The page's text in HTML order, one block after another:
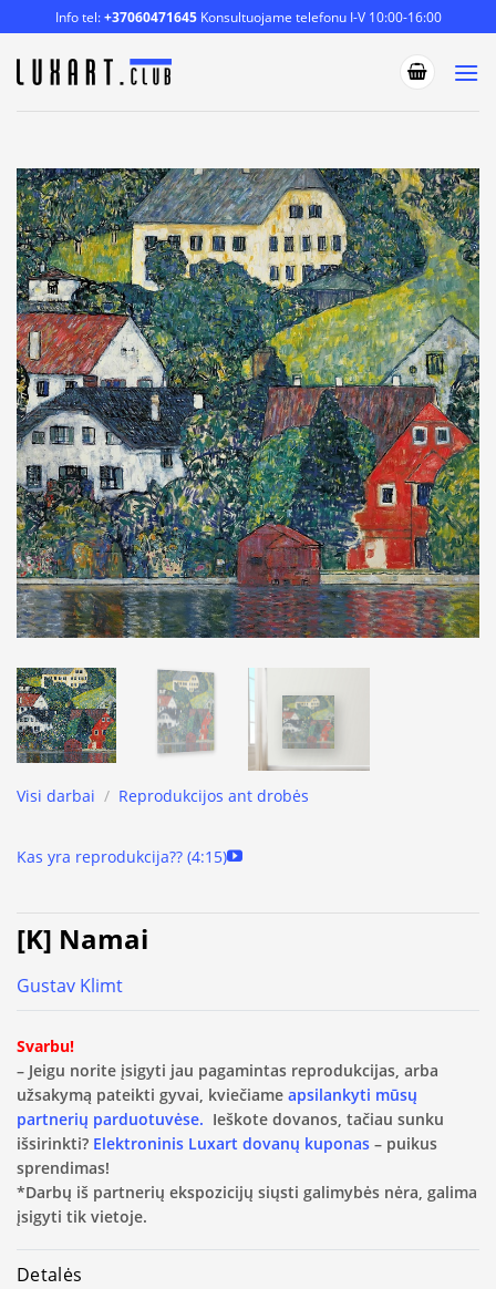
to
content
Info tel:+37060471645Konsultuojame telefonu I-V 10:00-16:00
Visi darbai / Reprodukcijos ant drobės
Kas yra reprodukcija?? (4:15)
[K] Namai
Gustav Klimt
Svarbu!
– Jeigu norite įsigyti jau pagamintas reprodukcijas, arba
užsakymą pateikti gyvai, kviečiame apsilankyti mūsų
partnerių parduotuvėse. Ieškote dovanos, tačiau sunku
išsirinkti? Elektroninis Luxart dovanų kuponas – puikus
sprendimas!
*Darbų iš partnerių ekspozicijų siųsti galimybės nėra, galima
įsigyti tik vietoje.
Detalės